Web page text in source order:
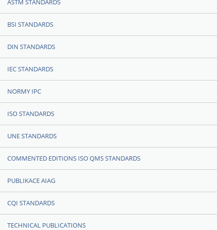
ASTM STANDARDS
BSI STANDARDS
DIN STANDARDS
IEC STANDARDS
NORMY IPC
ISO STANDARDS
UNE STANDARDS
COMMENTED EDITIONS ISO QMS STANDARDS
PUBLIKACE AIAG
CQI STANDARDS
TECHNICAL PUBLICATIONS